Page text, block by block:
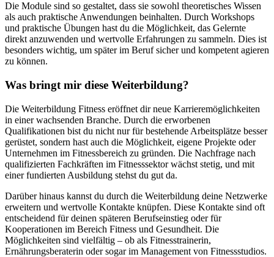
Die Module sind so gestaltet, dass sie sowohl theoretisches Wissen
als auch praktische Anwendungen beinhalten. Durch Workshops
und praktische Übungen hast du die Möglichkeit, das Gelernte
direkt anzuwenden und wertvolle Erfahrungen zu sammeln. Dies ist
besonders wichtig, um später im Beruf sicher und kompetent agieren
zu können.
Was bringt mir diese Weiterbildung?
Die Weiterbildung Fitness eröffnet dir neue Karrieremöglichkeiten
in einer wachsenden Branche. Durch die erworbenen
Qualifikationen bist du nicht nur für bestehende Arbeitsplätze besser
gerüstet, sondern hast auch die Möglichkeit, eigene Projekte oder
Unternehmen im Fitnessbereich zu gründen. Die Nachfrage nach
qualifizierten Fachkräften im Fitnesssektor wächst stetig, und mit
einer fundierten Ausbildung stehst du gut da.
Darüber hinaus kannst du durch die Weiterbildung deine Netzwerke
erweitern und wertvolle Kontakte knüpfen. Diese Kontakte sind oft
entscheidend für deinen späteren Berufseinstieg oder für
Kooperationen im Bereich Fitness und Gesundheit. Die
Möglichkeiten sind vielfältig – ob als Fitnesstrainerin,
Ernährungsberaterin oder sogar im Management von Fitnessstudios.